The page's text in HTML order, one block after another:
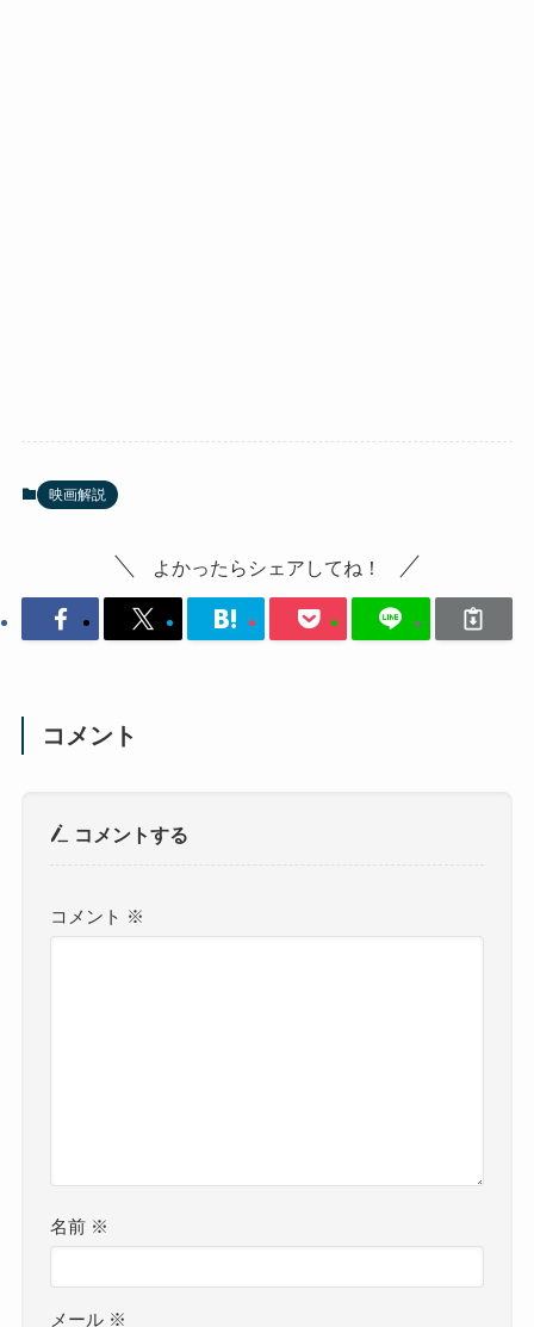
映画解説
よかったらシェアしてね！
コメント
コメントする
コメント ※
名前 ※
メール ※